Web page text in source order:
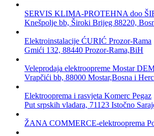
SERVIS KLIMA-PROTEHNA doo
Knešpolje bb, Široki Brijeg 88220,
Elektroinstalacije ĆURIĆ Prozor-Rama
Gmići 132, 88440 Prozor-Rama,BiH
Veleprodaja elektroopreme Mostar
Vrapčići bb, 88000 Mostar,Bosna i
Elektrooprema i rasvjeta Komerc Pegaz
Put srpskih vladara, 71123 Istočno
ŽANA COMMERCE-elektrooprema